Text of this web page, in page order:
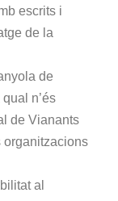
escrits i
de la
de
n’és
de Vianants
organitzacions
al